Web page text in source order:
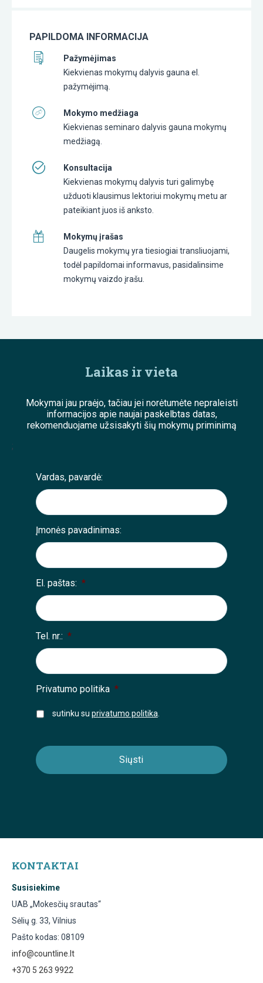
PAPILDOMA INFORMACIJA
Pažymėjimas
Kiekvienas mokymų dalyvis gauna el.
pažymėjimą.
Mokymo medžiaga
Kiekvienas seminaro dalyvis gauna mokymų
medžiagą.
Konsultacija
Kiekvienas mokymų dalyvis turi galimybę
užduoti klausimus lektoriui mokymų metu ar
pateikiant juos iš anksto.
Mokymų įrašas
Daugelis mokymų yra tiesiogiai transliuojami,
todėl papildomai informavus, pasidalinsime
mokymų vaizdo įrašu.
Laikas ir vieta
Mokymai jau praėjo, tačiau jei norėtumėte nepraleisti
informacijos apie naujai paskelbtas datas,
rekomenduojame užsisakyti šių mokymų priminimą
;
Vardas, pavardė:
Įmonės pavadinimas:
El. paštas: *
Tel. nr.: *
Privatumo politika *
sutinku su privatumo politika
KONTAKTAI
Susisiekime
UAB „Mokesčių srautas“
Sėlių g. 33, Vilnius
Pašto kodas: 08109
info@countline.lt
+370 5 263 9922